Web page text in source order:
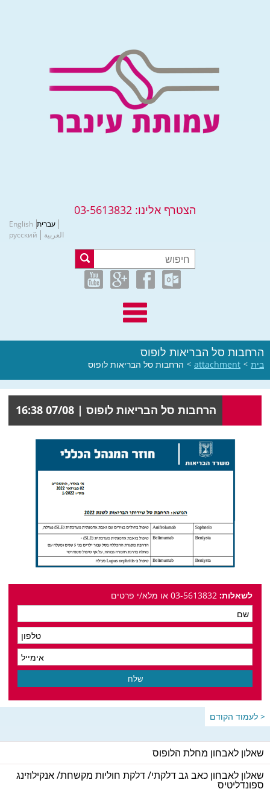
הצטרף אלינו: 03-5613832
עברית English
русский
العربية
הרחבות סל הבריאות לופוס
בית >
attachment
> הרחבות סל הבריאות לופוס
הרחבות סל הבריאות לופוס | 07/08 16:38
לשאלות: 03-5613832 או מלא/י פרטים
< לעמוד הקודם
שאלון לאבחון מחלת הלופוס
שאלון לאבחון כאב גב דלקתי/ דלקת חוליות מקשחת/ אנקילוזינג
ספונדליטיס